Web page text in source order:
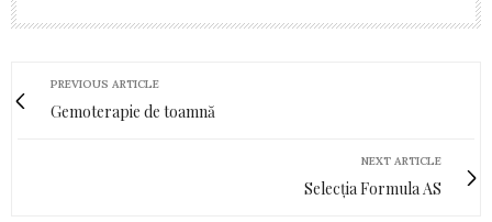
PREVIOUS ARTICLE
Gemoterapie de toamnă
NEXT ARTICLE
Selecția Formula AS